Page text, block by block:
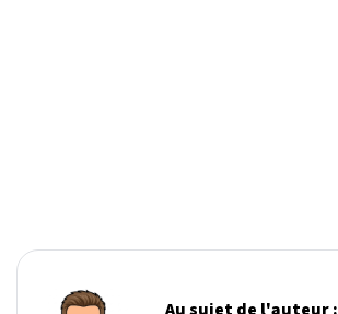
Au sujet de l'auteur :